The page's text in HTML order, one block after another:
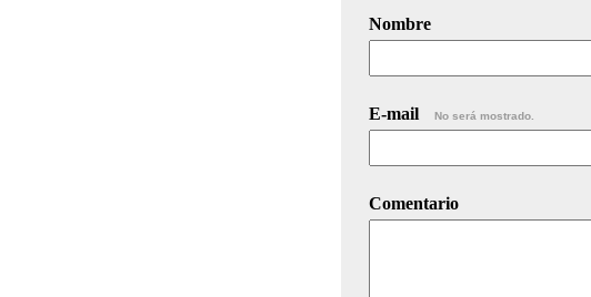
Nombre
E-mail No será mostrado.
Comentario